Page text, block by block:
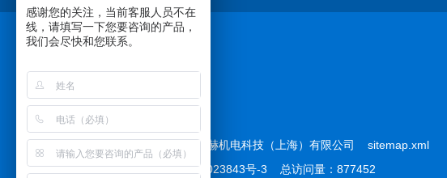
版权所有 © 2026 拓赫机电科技（上海）有限公司 sitemap.xml
备案号：沪ICP备12023843号-3 总访问量：877452
感谢您的关注，当前客服人员不在
线，请填写一下您要咨询的产品，
我们会尽快和您联系。